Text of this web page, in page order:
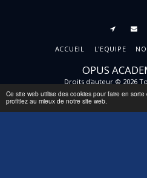
Ce site web utilise des cookies pour faire en sorte
profitiez au mieux de notre site web.
OPUS
Droits d'auteur © 2026
Conditions d'Utilisations
Confidentialité
ACCUEIL L'EQUIPE